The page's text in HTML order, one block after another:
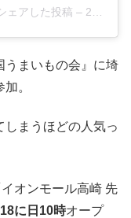
ェアした投稿 – 2020年 9月月16日午後10時49分PDT
うまいもの会』に埼
。
しまうほどの人気っ
オンモール高崎 先
に日10時オープ